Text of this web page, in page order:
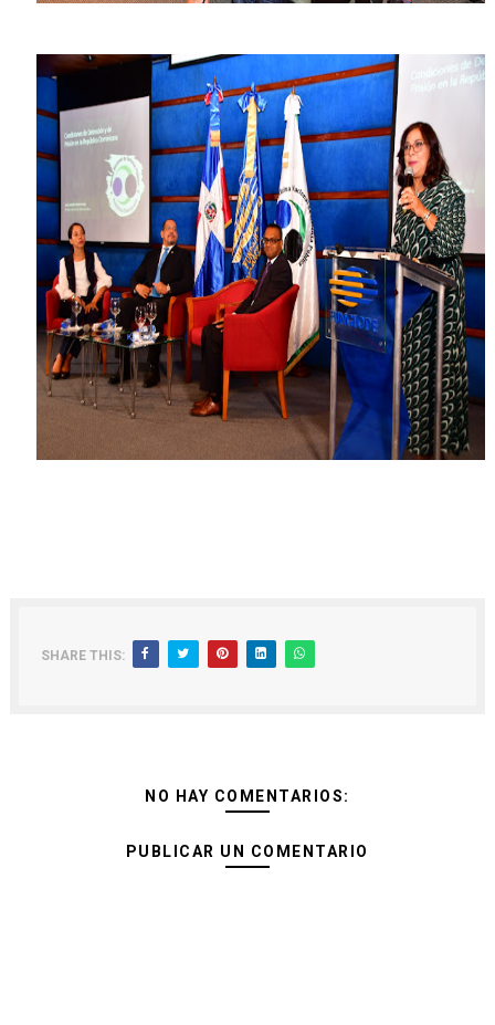
SHARE THIS:
NO HAY COMENTARIOS:
PUBLICAR UN COMENTARIO